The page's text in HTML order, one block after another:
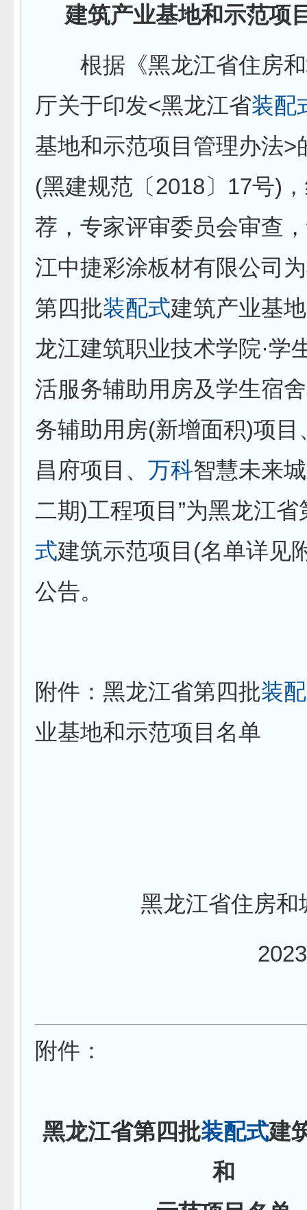
建筑产业基地和示范项
根据《黑龙江省住房和
厅关于印发<黑龙江省装配
基地和示范项目管理办法>
(黑建规范〔2018〕17号)
荐，专家评审委员会审查
江中捷彩涂板材有限公司
第四批装配式建筑产业基
龙江建筑职业技术学院·学
活服务辅助用房及学生宿
务辅助用房(新增面积)项目
昌府项目、 万科智慧未来
二期)工程项目”为黑龙江省
式建筑示范项目(名单详见
公告。
附件：黑龙江省第四批装
业基地和示范项目名单
黑龙江省住房和
2023
附件：
黑龙江省第四批装配式建
和